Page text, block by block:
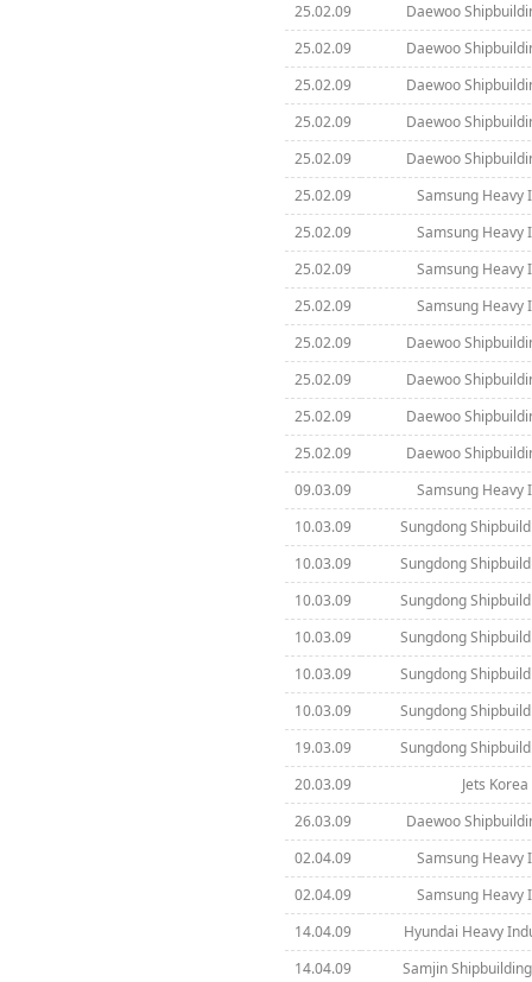
25.02.09
Daewoo
25.02.09
Daewoo
25.02.09
Daewoo
25.02.09
Daewoo
25.02.09
Daewoo
25.02.09
Samsung Heavy
25.02.09
Samsung Heavy
25.02.09
Samsung Heavy
25.02.09
Samsung Heavy
25.02.09
Daewoo
25.02.09
Daewoo
25.02.09
Daewoo
25.02.09
Daewoo
09.03.09
Samsung Heavy
10.03.09
Sungdong
10.03.09
Sungdong
10.03.09
Sungdong
10.03.09
Sungdong
10.03.09
Sungdong
10.03.09
Sungdong
19.03.09
Sungdong
20.03.09
Jets
26.03.09
Daewoo
02.04.09
Samsung Heavy
02.04.09
Samsung Heavy
14.04.09
Hyundai Heavy
14.04.09
Samjin